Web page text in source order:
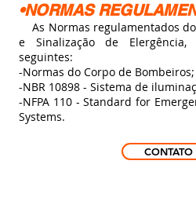
•NORMAS
As Normas regulamentados
e Sinalização de
seguintes:
-Normas do Corpo de Bombeiros;
-NBR 10898 - Sistema de
-NFPA 110 - Standard for
Systems.
CONTATO